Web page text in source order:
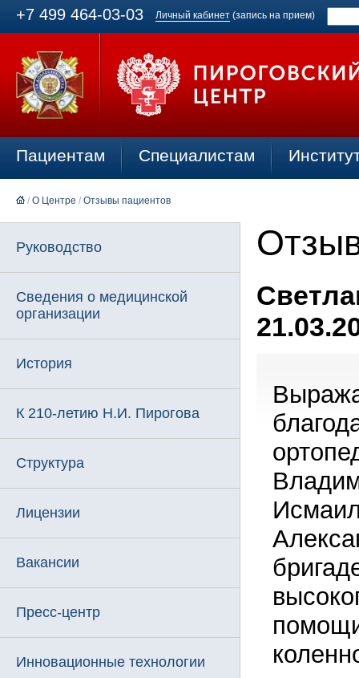
+7 499 464-03-03 Личный кабинет (запись на прием)
Пациентам Специалистам
/ О Центре / Отзывы пациентов
Руководство
Сведения о медицинской
организации
История
К 210-летию Н.И. Пирогова
Структура
Лицензии
Вакансии
Пресс-центр
Инновационные технологии